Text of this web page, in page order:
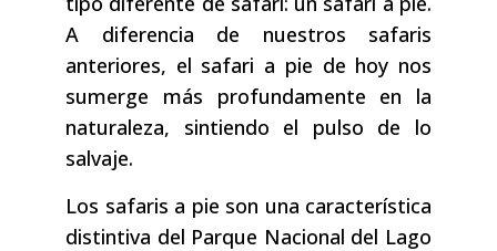
A diferencia de nuestros safaris
anteriores, el safari a pie de hoy nos
sumerge más profundamente en la
naturaleza, sintiendo el pulso de lo
salvaje.
Los safaris a pie son una característica
distintiva del Parque Nacional del Lago